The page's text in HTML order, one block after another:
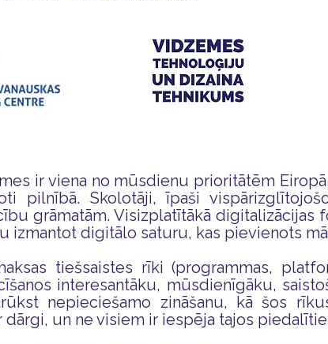
ir viena no mūsdienu prioritātēm
pilnībā. Skolotāji, īpaši
grāmatām. Visizplatītākā digitalizācijas
izmantot digitālo saturu, kas pievienots
tiešsaistes rīki (programmas,
interesantāku, mūsdienīgāku,
nepieciešamo zināšanu, kā šos
un ne visiem ir iespēja tajos